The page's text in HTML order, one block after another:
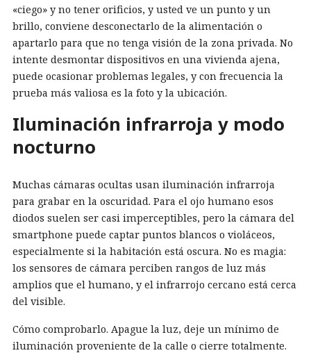
«ciego» y no tener orificios, y usted ve un punto y un
brillo, conviene desconectarlo de la alimentación o
apartarlo para que no tenga visión de la zona privada. No
intente desmontar dispositivos en una vivienda ajena,
puede ocasionar problemas legales, y con frecuencia la
prueba más valiosa es la foto y la ubicación.
Iluminación infrarroja y modo
nocturno
Muchas cámaras ocultas usan iluminación infrarroja
para grabar en la oscuridad. Para el ojo humano esos
diodos suelen ser casi imperceptibles, pero la cámara del
smartphone puede captar puntos blancos o violáceos,
especialmente si la habitación está oscura. No es magia:
los sensores de cámara perciben rangos de luz más
amplios que el humano, y el infrarrojo cercano está cerca
del visible.
Cómo comprobarlo. Apague la luz, deje un mínimo de
iluminación proveniente de la calle o cierre totalmente.